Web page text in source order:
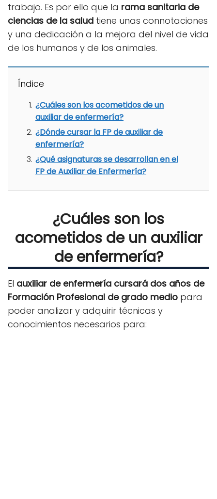
trabajo. Es por ello que la rama sanitaria de
ciencias de la salud tiene unas connotaciones
y una dedicación a la mejora del nivel de vida
de los humanos y de los animales.
Índice
¿Cuáles son los acometidos de un
auxiliar de enfermería?
¿Dónde cursar la FP de auxiliar de
enfermería?
¿Qué asignaturas se desarrollan en el
FP de Auxiliar de Enfermería?
¿Cuáles son los
acometidos de un auxiliar
de enfermería?
El auxiliar de enfermería cursará dos años de
Formación Profesional de grado medio para
poder analizar y adquirir técnicas y
conocimientos necesarios para: